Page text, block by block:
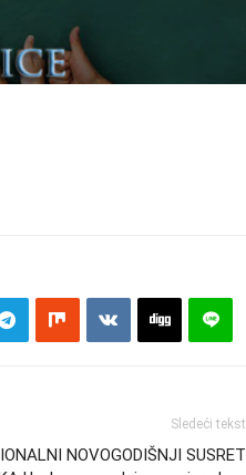
Sledeći tekst
NOVOGODIŠNJI SUSRET